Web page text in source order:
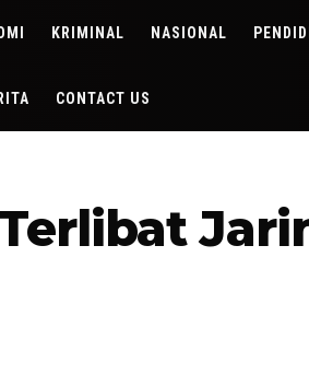
KRIMINAL NASIONAL
CONTACT US